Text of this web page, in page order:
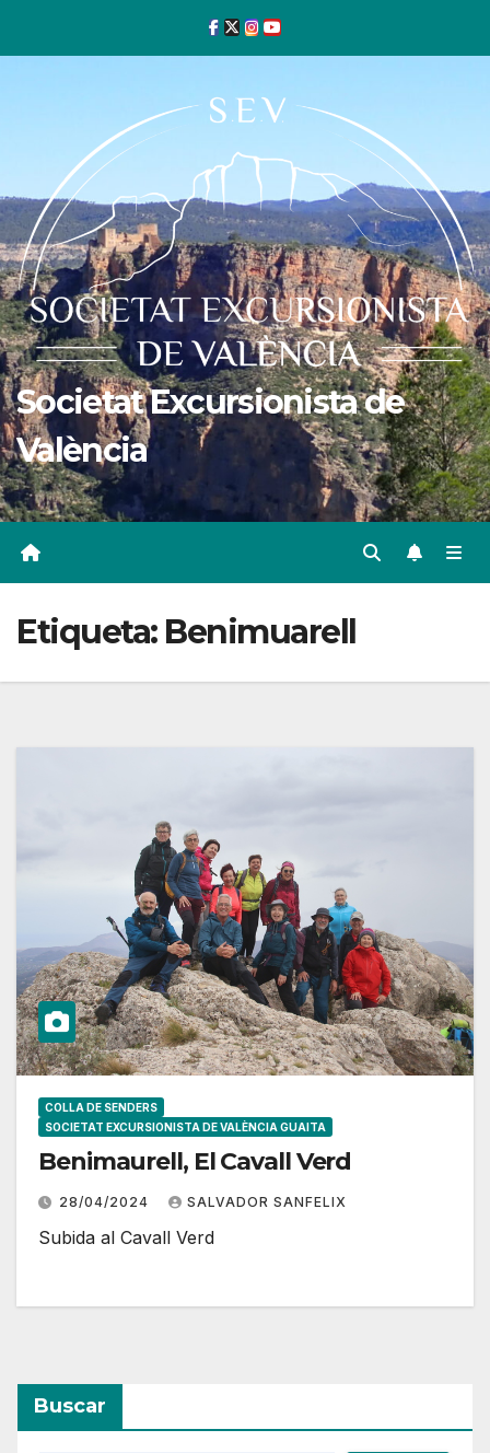
Societat Excursionista de
València
Etiqueta: Benimuarell
COLLA DE SENDERS
SOCIETAT EXCURSIONISTA DE VALÈNCIA GUAITA
Benimaurell, El Cavall Verd
28/04/2024 SALVADOR SANFELIX
Subida al Cavall Verd
Buscar